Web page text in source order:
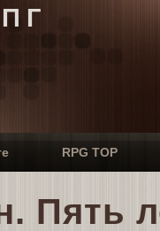
RPG TOP
Пять